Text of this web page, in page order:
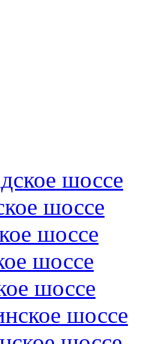
шоссе
шоссе
шоссе
шоссе
шоссе
шоссе